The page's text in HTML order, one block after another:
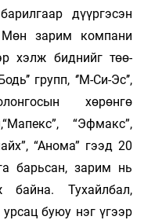
дүүргэсэн
Мөн зарим компани
хэлж биднийг төө­
групп, ‘’М-Си-Эс’’,
хө­рөнгө
“Эфмакс”,
“Анома” гээд 20
барь­сан, зарим нь
Тухайлбал,
буюу нэг үгээр